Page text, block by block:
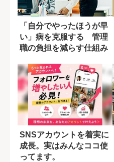
「自分でやったほうが早
い」病を克服する 管理
職の負担を減らす仕組み
SNSアカウントを着実に
成長。実はみんなココ使
ってます。